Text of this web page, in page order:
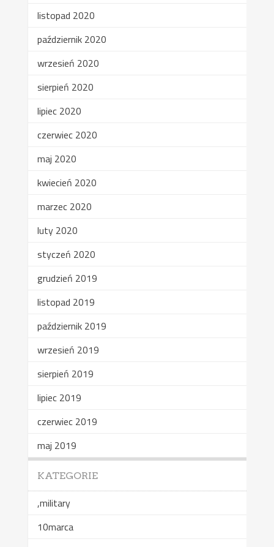
listopad 2020
październik 2020
wrzesień 2020
sierpień 2020
lipiec 2020
czerwiec 2020
maj 2020
kwiecień 2020
marzec 2020
luty 2020
styczeń 2020
grudzień 2019
listopad 2019
październik 2019
wrzesień 2019
sierpień 2019
lipiec 2019
czerwiec 2019
maj 2019
KATEGORIE
,military
10marca